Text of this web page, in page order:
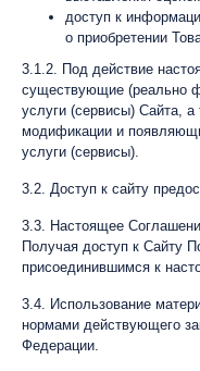
доступ к
о приобретении
3.1.2. Под действие
существующие (реально
услуги (сервисы) Сайта,
модификации и
услуги (сервисы).
3.2. Доступ к сайту
3.3. Настоящее
Получая доступ к Сайту
присоединившимся к
3.4. Использование
нормами действующего
Федерации.